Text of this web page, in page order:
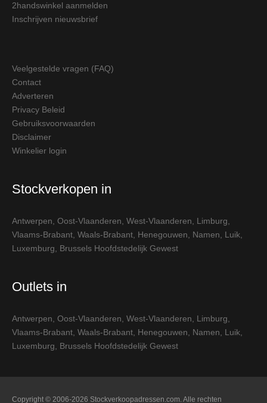
2handswinkel aanmelden
Inschrijven nieuwsbrief
Veelgestelde vragen (FAQ)
Contact
Adverteren
Privacy Beleid
Gebruiksvoorwaarden
Disclaimer
Winkelier login
Stockverkopen in
Antwerpen Oost-Vlaanderen West-Vlaanderen Limburg
Vlaams-Brabant Waals-Brabant Henegouwen Namen Luik
Luxemburg
Brussels Hoofdstedelijk Gewest
Outlets in
Antwerpen Oost-Vlaanderen West-Vlaanderen Limburg
Vlaams-Brabant Waals-Brabant Henegouwen Namen Luik
Luxemburg
Brussels Hoofdstedelijk Gewest
Copyright © 2006-2026 Stockverkoopadressen.com. Alle rechten